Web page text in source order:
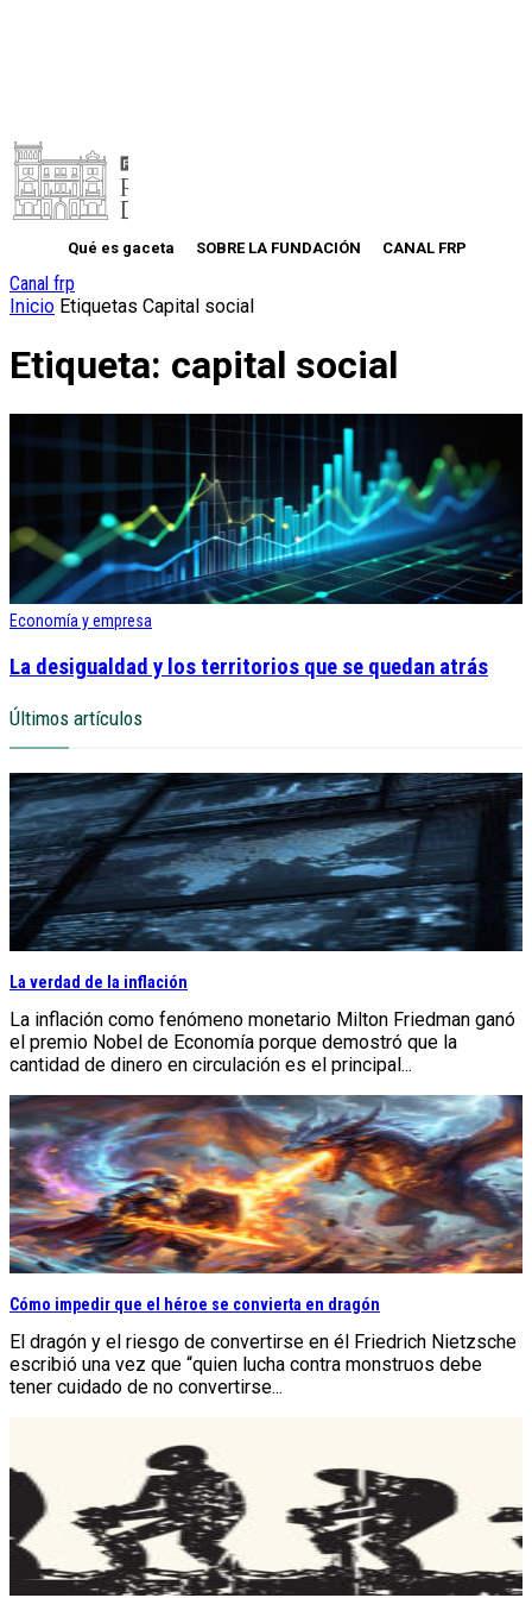
Qué es gaceta SOBRE LA FUNDACIÓN CANAL FRP
Canal frp
Inicio Etiquetas Capital social
Etiqueta: capital social
Economía y empresa
La desigualdad y los territorios que se quedan atrás
Últimos artículos
La verdad de la inflación
La inflación como fenómeno monetario Milton Friedman ganó
el premio Nobel de Economía porque demostró que la
cantidad de dinero en circulación es el principal...
Cómo impedir que el héroe se convierta en dragón
El dragón y el riesgo de convertirse en él Friedrich Nietzsche
escribió una vez que “quien lucha contra monstruos debe
tener cuidado de no convertirse...